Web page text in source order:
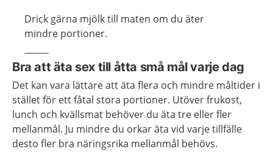
Drick gärna mjölk till maten om du äter
mindre portioner.
Bra att äta sex till åtta små mål varje dag
Det kan vara lättare att äta flera och mindre måltider i
stället för ett fåtal stora portioner. Utöver frukost,
lunch och kvällsmat behöver du äta tre eller fler
mellanmål. Ju mindre du orkar äta vid varje tillfälle
desto fler bra näringsrika mellanmål behövs.